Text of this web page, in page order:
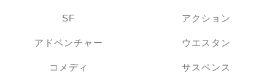
SF アクション
アドベンチャー ウエスタン
コメディ サスペンス